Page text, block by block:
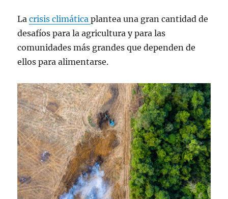
Lacrisis climáticaplantea una gran cantidad de
desafíos para la agricultura y para las
comunidades más grandes que dependen de
ellos para alimentarse.